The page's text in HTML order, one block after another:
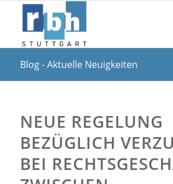
Blog - Aktuelle Neuigkeiten
NEUE REGELUNG
BEZÜGLICH
BEI